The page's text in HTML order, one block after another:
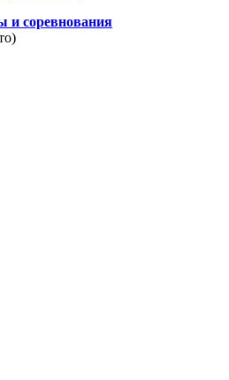
и соревнования